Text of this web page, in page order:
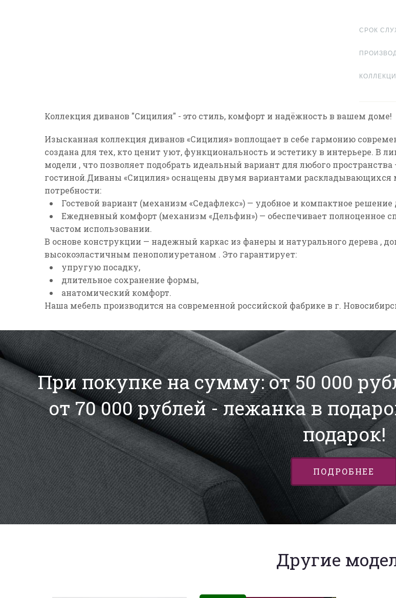
СРОК
Коллекция диванов "Сицилия" - это стиль, комфорт и надёжность в вашем доме!
Изысканная коллекция диванов «Сицилия»воплощает в себе гармонию
создана для тех, кто ценит уют, функциональность и эстетику в интерьере. В
модели , что позволяет подобрать идеальный вариант для любого
гостиной.Диваны «Сицилия» оснащены двумя вариантами раскладывающихся
потребности:
Гостевой вариант (механизм «Седафлекс») — удобное и компактное решение
Ежедневный комфорт (механизм «Дельфин») — обеспечивает полноценное
частом использовании.
В основе конструкции — надежный каркас из фанеры и натурального дерева ,
высокоэластичным пенополиуретаном . Это гарантирует:
упругую посадку,
длительное сохранение формы,
анатомический комфорт.
Наша мебель производится на современной российской фабрике в г.
При покупке на сумму: от 50 000
от 70 000 рублей - лежанка в
подарок!
ПОДРОБНЕЕ
Другие